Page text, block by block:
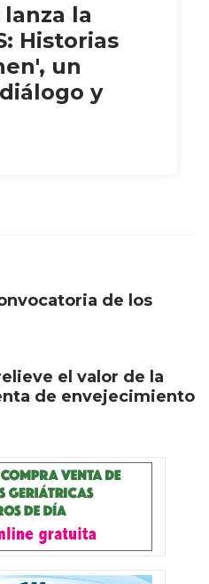
lanza la
Historias
un
y
de los
el valor de la
de envejecimiento